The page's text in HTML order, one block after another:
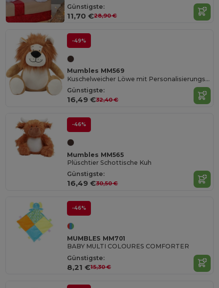
Günstigste:
11,70 €28,90 €
-49%
Mumbles MM569
Kuschelweicher Löwe mit Personalisierungsoption
Günstigste:
16,49 €32,40 €
-46%
Mumbles MM565
Plüschtier Schottische Kuh
Günstigste:
16,49 €30,50 €
-46%
MUMBLES MM701
BABY MULTI COLOURES COMFORTER
Günstigste:
8,21 €15,30 €